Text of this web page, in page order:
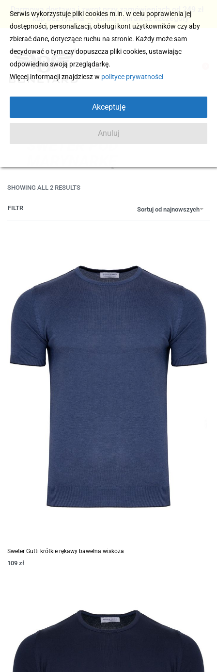
Darmowa dostawa i zwrot przy zamówieniach od 249 zł
– kup bez ryzyka → Kliknij i sprawdź szczegóły
SWETER POD
SHOWING ALL 2 RESULTS
Sortuj od najnowszych
FILTR
Sweter Gutti krótkie rękawy bawełna wiskoza
109 zł
Serwis wykorzystuje pliki cookies m.in. w celu poprawienia jej
dostępności, personalizacji, obsługi kont użytkowników czy aby
zbierać dane, dotyczące ruchu na stronie. Każdy może sam
decydować o tym czy dopuszcza pliki cookies, ustawiając
odpowiednio swoją przeglądarkę.
Więcej informacji znajdziesz w polityce prywatności
Akceptuję
Anuluj